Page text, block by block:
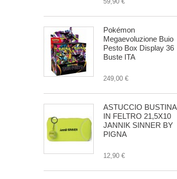
Pokémon
Megaevoluzione Buio
Pesto Box Display 36
Buste ITA
249,00 €
ASTUCCIO BUSTINA
IN FELTRO 21,5X10
JANNIK SINNER BY
PIGNA
12,90 €